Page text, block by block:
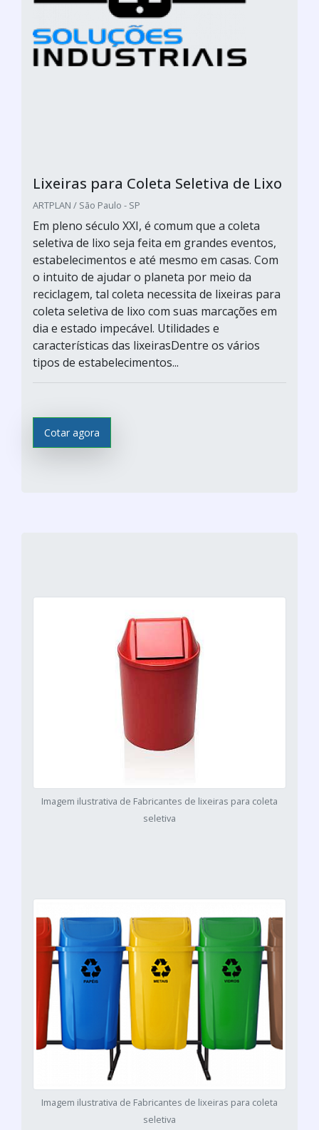
Lixeiras para Coleta Seletiva de Lixo
ARTPLAN / São Paulo - SP
Em pleno século XXI, é comum que a coleta
seletiva de lixo seja feita em grandes eventos,
estabelecimentos e até mesmo em casas. Com
o intuito de ajudar o planeta por meio da
reciclagem, tal coleta necessita de lixeiras para
coleta seletiva de lixo com suas marcações em
dia e estado impecável. Utilidades e
características das lixeirasDentre os vários
tipos de estabelecimentos...
Cotar agora
Imagem ilustrativa de Fabricantes de lixeiras para coleta
seletiva
Imagem ilustrativa de Fabricantes de lixeiras para coleta
seletiva